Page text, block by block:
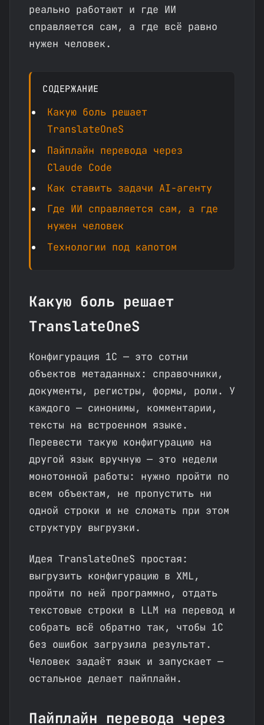
реально работают и где ИИ
справляется сам, а где всё равно
нужен человек.
СОДЕРЖАНИЕ
Какую боль решает
TranslateOneS
Пайплайн перевода через
Claude Code
Как ставить задачи AI-агенту
Где ИИ справляется сам, а где
нужен человек
Технологии под капотом
Какую боль решает
TranslateOneS
Конфигурация 1С — это сотни
объектов метаданных: справочники,
документы, регистры, формы, роли. У
каждого — синонимы, комментарии,
тексты на встроенном языке.
Перевести такую конфигурацию на
другой язык вручную — это недели
монотонной работы: нужно пройти по
всем объектам, не пропустить ни
одной строки и не сломать при этом
структуру выгрузки.
Идея TranslateOneS простая:
выгрузить конфигурацию в XML,
пройти по ней программно, отдать
текстовые строки в LLM на перевод и
собрать всё обратно так, чтобы 1С
без ошибок загрузила результат.
Человек задаёт язык и запускает —
остальное делает пайплайн.
Пайплайн перевода через